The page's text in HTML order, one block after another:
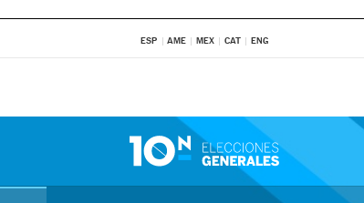
ESP AME MEX CAT ENG